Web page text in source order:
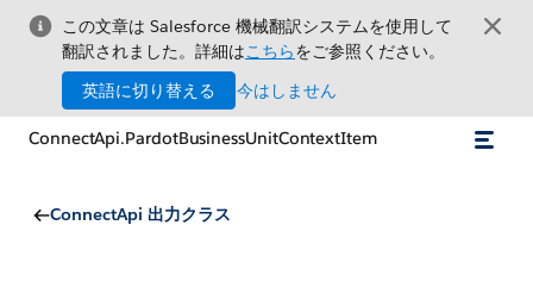
この文章は Salesforce 機械翻訳システムを使用して
翻訳されました。詳細はこちらをご参照ください。
英語に切り替える
今はしません
ConnectApi.PardotBusinessUnitContextItem
ConnectApi 出力クラス